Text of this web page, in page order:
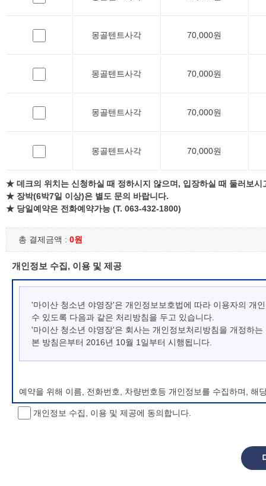
몽골텐트사각 70,000원
몽골텐트사각 70,000원
몽골텐트사각 70,000원
몽골텐트사각 70,000원
★ 데크의 위치는 신청하실 때 정하시지 않으며, 입장하실 때 둘러보시
★ 장박(6박7일 이상)은 별도 문의 바랍니다.
★ 당일예약은 전화예약가능 (T. 063-432-1800)
총 결제금액 : 0원
개인정보 수집, 이용 및 제공
'마이산 청소년 야영장'은 개인정보보호법에 따라 이용자의 개
수 있도록 다음과 같은 처리방침을 두고 있습니다.
'마이산 청소년 야영장'은 회사는 개인정보처리방침을 개정하
본 방침은부터 2016년 10월 1일부터 시행됩니다.
예약을 위해 이름, 전화번호, 차량번호등 개인정보를 수집하며, 해
개인정보 처리방침 변경
개인정보 수집, 이용 및 제공에 동의합니다.